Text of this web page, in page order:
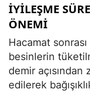
İYILEŞME
ÖNEMI
Hacamat
besinlerin
demir
edilerek